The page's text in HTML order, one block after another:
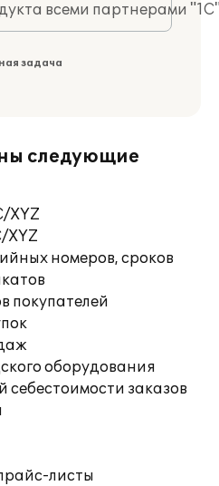
всеми партнерами
задача
следующие
XYZ
XYZ
номеров, сроков
покупателей
оборудования
себестоимости заказов
листы